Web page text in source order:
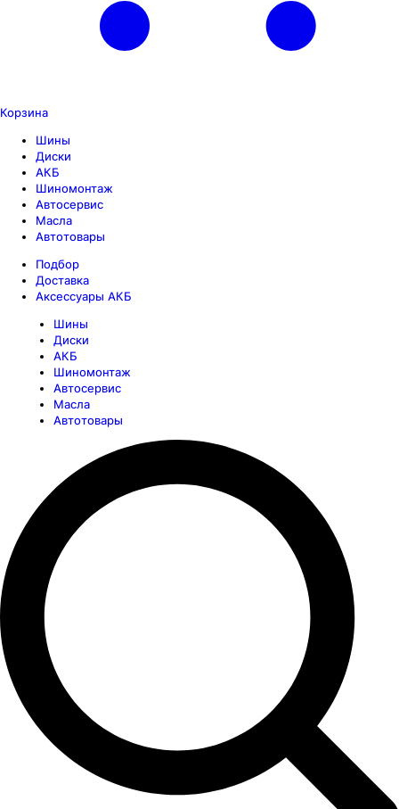
Корзина
Шины
Диски
АКБ
Шиномонтаж
Автосервис
Масла
Автотовары
Подбор
Доставка
Аксессуары АКБ
Шины
Диски
АКБ
Шиномонтаж
Автосервис
Масла
Автотовары